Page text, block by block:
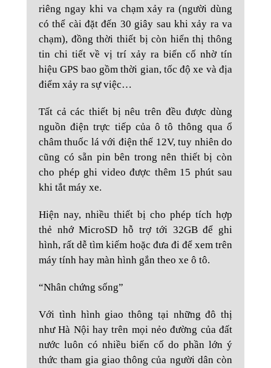
riêng ngay khi va chạm xảy ra (người dùng
có thể cài đặt đến 30 giây sau khi xảy ra va
chạm), đồng thời thiết bị còn hiển thị thông
tin chi tiết về vị trí xảy ra biến cố nhờ tín
hiệu GPS bao gồm thời gian, tốc độ xe và địa
điểm xảy ra sự việc…
Tất cả các thiết bị nêu trên đều được dùng
nguồn điện trực tiếp của ô tô thông qua ổ
châm thuốc lá với điện thế 12V, tuy nhiên do
cũng có sẵn pin bên trong nên thiết bị còn
cho phép ghi video được thêm 15 phút sau
khi tắt máy xe.
Hiện nay, nhiều thiết bị cho phép tích hợp
thẻ nhớ MicroSD hỗ trợ tới 32GB để ghi
hình, rất dễ tìm kiếm hoặc đưa đi để xem trên
máy tính hay màn hình gắn theo xe ô tô.
“Nhân chứng sống”
Với tình hình giao thông tại những đô thị
như Hà Nội hay trên mọi nẻo đường của đất
nước luôn có nhiều biến cố do phần lớn ý
thức tham gia giao thông của người dân còn